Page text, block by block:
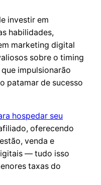
investir em
habilidades,
marketing digital
sobre o timing
impulsionarão
patamar de sucesso
hospedar seu
oferecendo
venda e
— tudo isso
taxas do